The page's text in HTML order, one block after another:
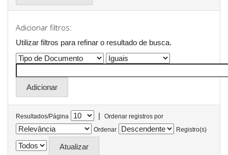
Adicionar filtros:
Utilizar filtros para refinar o resultado de busca.
Resultados/Página |
Ordenar registros por
Ordenar
Registro(s)